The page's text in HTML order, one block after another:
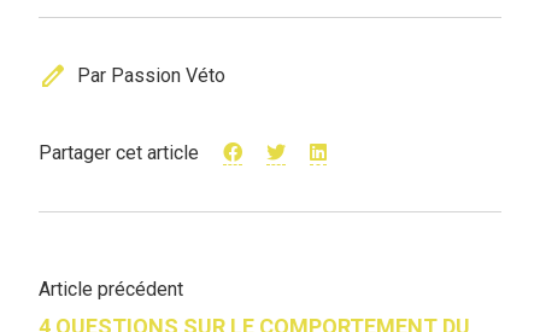
edit Par Passion Véto
Partager cet article
Article précédent
4 QUESTIONS SUR LE COMPORTEMENT DU